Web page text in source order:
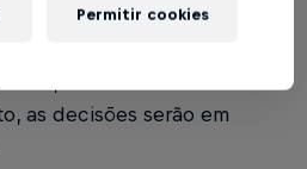
é em sistema eliminatório,
as decisões serão em
Permitir cookies